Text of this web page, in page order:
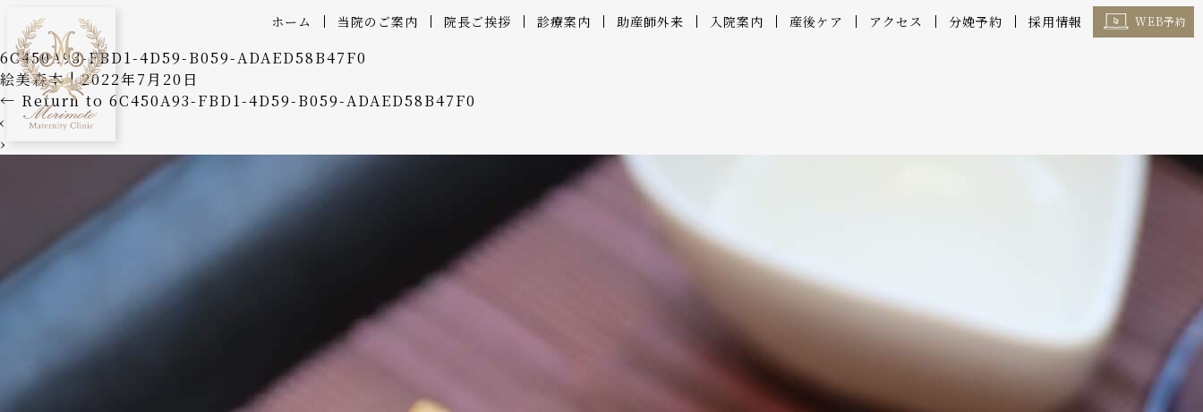
ホーム 当院のご案内 院長ご挨拶 診療案内 助産師外来 入院案内 産後ケア アクセス 分娩予約 採用情報 WEB予約
6C450A93-FBD1-4D59-B059-ADAED58B47F0
絵美森本 |2022年7月20日
← Return to 6C450A93-FBD1-4D59-B059-ADAED58B47F0
‹
›